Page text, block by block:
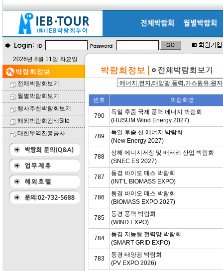
2026년 8월 11일 화요일
전체박람회보기
월별박람회보기
행사추천박람회보기
해외박람회검색Site
대한무역진흥공사
번호 박람회명
790
독일 후줌 국제 풍력 에너지 박람회
(HUSUM Wind Energy 2027)
789
독일 후줌 신 에너지 박람회
(New Energy 2027)
788
상해 에너지저장 및 배터리 산업 박람회
(SNEC ES 2027)
787
동경 바이오 매스 박람회
(INT’L BIOMASS EXPO)
786
동경 바이오 매스 박람회
(BIOMASS EXPO 2027)
785
동경 풍력 박람회
(WIND EXPO)
784
동경 지능형 전력망 박람회
(SMART GRID EXPO)
783
동경 태양광 박람회
(PV EXPO 2026)